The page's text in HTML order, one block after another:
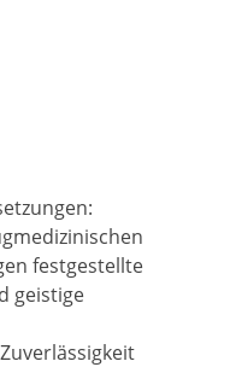
festgestellte
geistige